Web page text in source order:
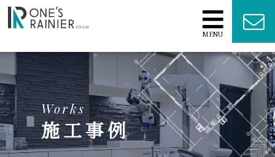
MENU
Works
施工事例